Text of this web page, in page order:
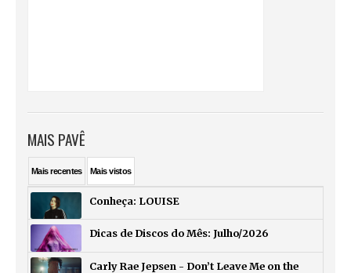
MAIS PAVÊ
Maisrecentes Maisvistos
Conheça: LOUISE
Dicas de Discos do Mês: Julho/2026
Carly Rae Jepsen - Don’t Leave Me on the